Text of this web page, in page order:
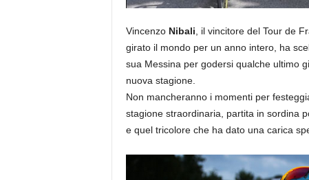
Vincenzo Nibali , il vincitore del Tour de
girato il mondo per un anno intero, ha
sua Messina per godersi qualche ultimo
nuova stagione.
Non mancheranno i momenti per
stagione straordinaria, partita in sordina
e quel tricolore che ha dato una carica